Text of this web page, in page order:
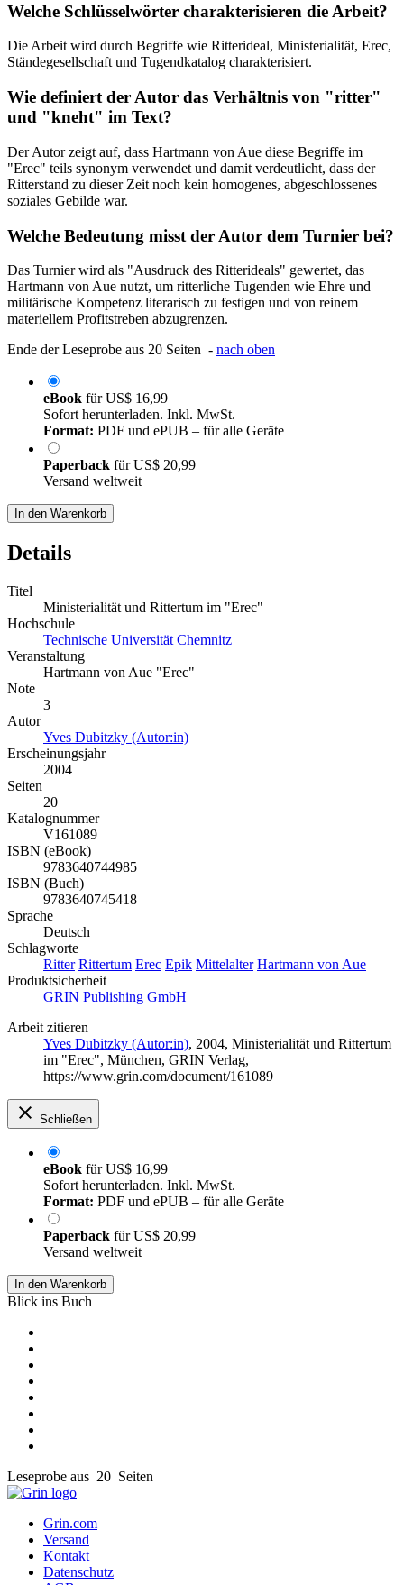
Welche Schlüsselwörter charakterisieren die Arbeit?
Die Arbeit wird durch Begriffe wie Ritterideal, Ministerialität, Erec,
Ständegesellschaft und Tugendkatalog charakterisiert.
Wie definiert der Autor das Verhältnis von "ritter"
und "kneht" im Text?
Der Autor zeigt auf, dass Hartmann von Aue diese Begriffe im
"Erec" teils synonym verwendet und damit verdeutlicht, dass der
Ritterstand zu dieser Zeit noch kein homogenes, abgeschlossenes
soziales Gebilde war.
Welche Bedeutung misst der Autor dem Turnier bei?
Das Turnier wird als "Ausdruck des Ritterideals" gewertet, das
Hartmann von Aue nutzt, um ritterliche Tugenden wie Ehre und
militärische Kompetenz literarisch zu festigen und von reinem
materiellem Profitstreben abzugrenzen.
Ende der Leseprobe aus 20 Seiten - nach oben
eBook fürUS$ 16,99
Sofort herunterladen. Inkl. MwSt.
Format: PDF und ePUB – für alle Geräte
Paperback fürUS$ 20,99
Versand weltweit
In den Warenkorb
Details
Titel
Ministerialität und Rittertum im "Erec"
Hochschule
Technische Universität Chemnitz
Veranstaltung
Hartmann von Aue "Erec"
Note
3
Autor
Yves Dubitzky (Autor:in)
Erscheinungsjahr
2004
Seiten
20
Katalognummer
V161089
ISBN (eBook)
9783640744985
ISBN (Buch)
9783640745418
Sprache
Deutsch
Schlagworte
Ritter Rittertum Erec Epik Mittelalter Hartmann von Aue
Produktsicherheit
GRIN Publishing GmbH
Arbeit zitieren
Yves Dubitzky (Autor:in), 2004, Ministerialität und Rittertum
im "Erec", München, GRIN Verlag,
https://www.grin.com/document/161089
Schließen
eBook fürUS$ 16,99
Sofort herunterladen. Inkl. MwSt.
Format: PDF und ePUB – für alle Geräte
Paperback fürUS$ 20,99
Versand weltweit
In den Warenkorb
Blick ins Buch
Leseprobe aus 20 Seiten
Grin.com
Versand
Kontakt
Datenschutz